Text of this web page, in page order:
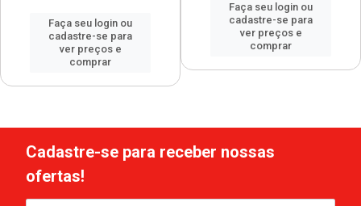
Faça seu login ou
cadastre-se para
ver preços e
comprar
Faça seu login ou
cadastre-se para
ver preços e
comprar
Cadastre-se para receber nossas
ofertas!